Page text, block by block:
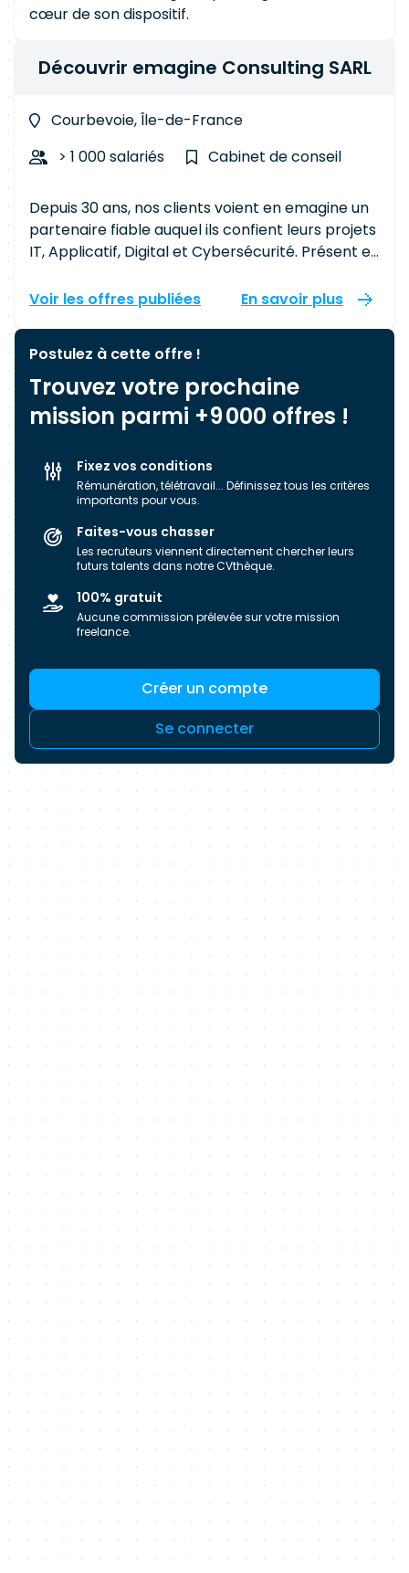
cœur de son dispositif.
Découvrir emagine Consulting SARL
Courbevoie, Île-de-France
> 1 000 salariés
Cabinet de conseil
Depuis 30 ans, nos clients voient en emagine un
partenaire fiable auquel ils confient leurs projets
IT, Applicatif, Digital et Cybersécurité. Présent en
pays Européens, nous formons dorénavant un
accompagnons nos clients sur des prestations à
très forte valeur ajoutée et proposons des
solutions complètes d’audit et de gestion de
ressources externes. Nous devons notre
complexes ou pointues à notre esprit
d’innovation et à l’agilité qu’emagine met au
Voir les offres publiées En savoir plus
Postulez à cette offre !
Trouvez votre prochaine
mission parmi +9 000 offres !
Fixez vos conditions
Rémunération, télétravail... Définissez tous les critères
importants pour vous.
Faites-vous chasser
Les recruteurs viennent directement chercher leurs
futurs talents dans notre CVthèque.
100% gratuit
Aucune commission prélevée sur votre mission
freelance.
Créer un compte
Se connecter